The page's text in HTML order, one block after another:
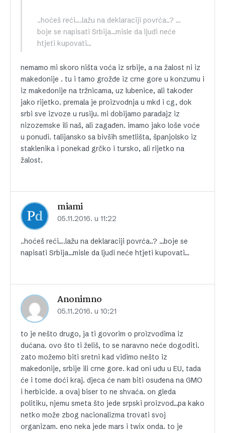
..hoćeš reći….lažu na deklaraciji povrća..? …
boje se napisati Srbija…misle da ljudi neće
htjeti kupovati…
nemamo mi skoro ništa voća iz srbije, a na žalost ni iz
makedonije . tu i tamo grožđe iz crne gore u konzumu i
iz makedonije na tržnicama, uz lubenice, ali također
jako rijetko. premala je proizvodnja u mkd i cg, dok
srbi sve izvoze u rusiju. mi dobijamo paradajz iz
nizozemske ili naš, ali zagađen. imamo jako loše voće
u ponudi. talijansko sa bivših smetlišta, španjolsko iz
staklenika i ponekad grčko i tursko, ali rijetko na
žalost.
miami
05.11.2016. u 11:22
..hoćeš reći….lažu na deklaraciji povrća..? …boje se
napisati Srbija…misle da ljudi neće htjeti kupovati…
Anonimno
05.11.2016. u 10:21
to je nešto drugo, ja ti govorim o proizvodima iz
dućana. ovo što ti želiš, to se naravno neće dogoditi.
zato možemo biti sretni kad vidimo nešto iz
makedonije, srbije ili crne gore. kad oni uđu u EU, tada
će i tome doći kraj. djeca će nam biti osuđena na GMO
i herbicide. a ovaj biser to ne shvaća. on gleda
politiku, njemu smeta što jede srpski proizvod…pa kako
netko može zbog nacionalizma trovati svoj
organizam. eno neka jede mars i twix onda. to je